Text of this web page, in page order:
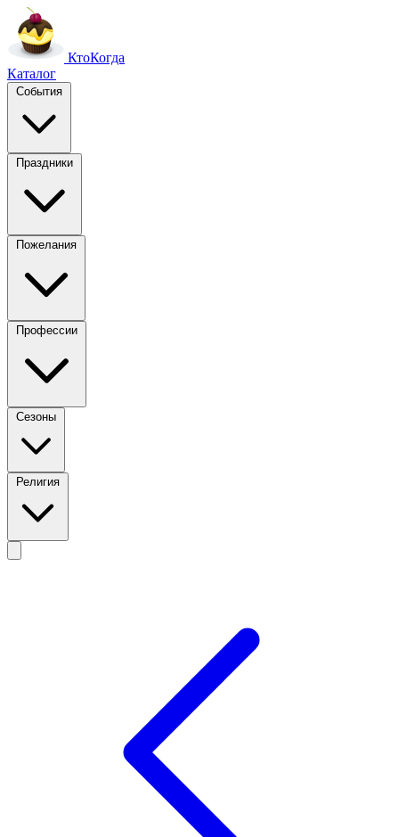
КтоКогда
Каталог
События
Праздники
Пожелания
Профессии
Сезоны
Религия